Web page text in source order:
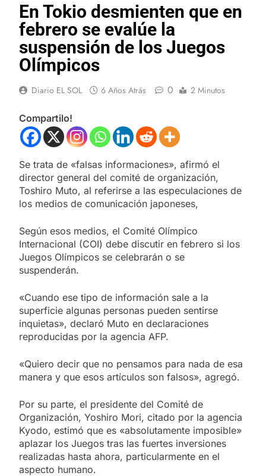
En Tokio desmienten que en
febrero se evalúe la
suspensión de los Juegos
Olímpicos
Diario EL SOL 6 Años Atrás 0 2 Minutos
Compartilo!
Se trata de «falsas informaciones», afirmó el
director general del comité de organización,
Toshiro Muto, al referirse a las especulaciones de
los medios de comunicación japoneses,
Según esos medios, el Comité Olímpico
Internacional (COI) debe discutir en febrero si los
Juegos Olímpicos se celebrarán o se
suspenderán.
«Cuando ese tipo de información sale a la
superficie algunas personas pueden sentirse
inquietas», declaró Muto en declaraciones
reproducidas por la agencia AFP.
«Quiero decir que no pensamos para nada de esa
manera y que esos artículos son falsos», agregó.
Por su parte, el presidente del Comité de
Organización, Yoshiro Mori, citado por la agencia
Kyodo, estimó que es «absolutamente imposible»
aplazar los Juegos tras las fuertes inversiones
realizadas hasta ahora, particularmente en el
aspecto humano.